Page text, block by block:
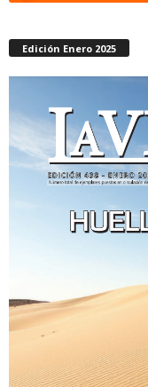
Edición Enero 2025